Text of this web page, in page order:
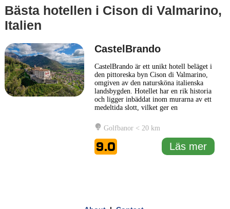
Bästa hotellen i Cison di Valmarino,
Italien
CastelBrando
CastelBrando är ett unikt hotell beläget i
den pittoreska byn Cison di Valmarino,
omgiven av den natursköna italienska
landsbygden. Hotellet har en rik historia
och ligger inbäddat inom murarna av ett
medeltida slott, vilket ger en
tradition. CastelBrando kombinerar
elegant inredning med modern
bekvämlighet, vilket skapar en
avkopplande och stilfull miljö för sina
Läs mer
Golfbanor < 20 km
9.0 Läs mer